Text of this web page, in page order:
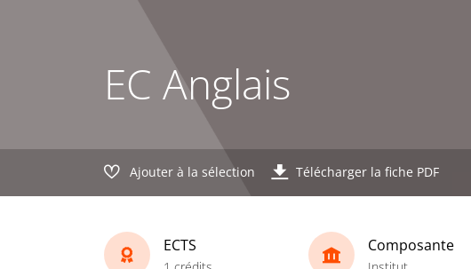
EC Anglais
Ajouter à la sélection Télécharger la fiche PDF
ECTS Composante